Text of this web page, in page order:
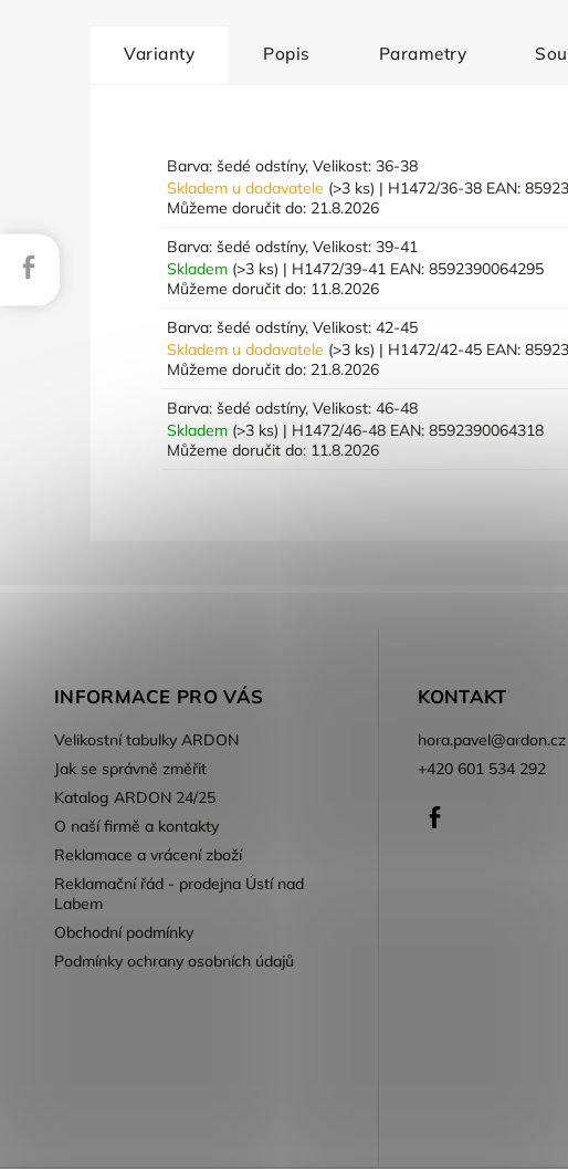
Varianty Popis Parametry
Barva: šedé odstíny, Velikost: 36-38
Skladem u dodavatele (>3 ks) | H1472/36-38 EAN:
Můžeme doručit do: 21.8.2026
Barva: šedé odstíny, Velikost: 39-41
Skladem (>3 ks) | H1472/39-41 EAN: 8592390064295
Můžeme doručit do: 11.8.2026
Barva: šedé odstíny, Velikost: 42-45
Skladem u dodavatele (>3 ks) | H1472/42-45 EAN:
Můžeme doručit do: 21.8.2026
Barva: šedé odstíny, Velikost: 46-48
Skladem (>3 ks) | H1472/46-48 EAN: 8592390064318
Můžeme doručit do: 11.8.2026
INFORMACE PRO VÁS
Velikostní tabulky ARDON
Jak se správně změřit
Katalog ARDON 24/25
O naší firmě a kontakty
Reklamace a vrácení zboží
Reklamační řád - prodejna Ústí nad
Labem
Obchodní podmínky
Podmínky ochrany osobních údajů
KONTAKT
hora.pavel@ardon.cz
+420 601 534 292